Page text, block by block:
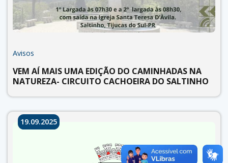
Avisos
VEM AÍ MAIS UMA EDIÇÃO DO CAMINHADAS NA
NATUREZA- CIRCUITO CACHOEIRA DO SALTINHO
19.09.2025